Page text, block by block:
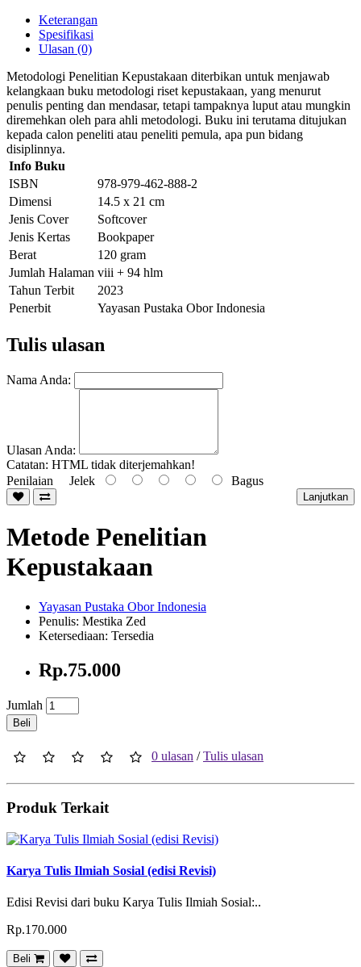
Keterangan
Spesifikasi
Ulasan (0)
Metodologi Penelitian Kepustakaan diterbikan untuk menjawab
kelangkaan buku metodologi riset kepustakaan, yang menurut
penulis penting dan mendasar, tetapi tampaknya luput atau mungkin
diremehkan oleh para ahli metodologi. Buku ini terutama ditujukan
kepada calon peneliti atau peneliti pemula, apa pun bidang
disiplinnya.​
Info Buku
ISBN
978-979-462-888-2
Dimensi
14.5 x 21 cm
Jenis Cover
Softcover
Jenis Kertas
Bookpaper
Berat
120 gram
Jumlah Halaman viii + 94 hlm
Tahun Terbit
2023
Penerbit
Yayasan Pustaka Obor Indonesia
Tulis ulasan
Nama Anda:
Ulasan Anda:
Catatan: HTML tidak diterjemahkan!
Penilaian Jelek Bagus
Lanjutkan
Metode Penelitian
Kepustakaan
Yayasan Pustaka Obor Indonesia
Penulis: Mestika Zed
Ketersediaan: Tersedia
Rp.75.000
Jumlah
Beli
0 ulasan /Tulis ulasan
Produk Terkait
Karya Tulis Ilmiah Sosial (edisi Revisi)
Edisi Revisi dari buku Karya Tulis Ilmiah Sosial:..
Rp.170.000
Beli